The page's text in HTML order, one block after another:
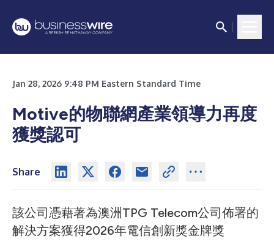
Jan 28, 2026 9:48 PM Eastern Standard Time
Motive的物聯網產業領導力再度
獲獎認可
Share
該公司憑藉著為澳洲TPG Telecom公司佈署的
解決方案獲得2026年電信創新獎金牌獎